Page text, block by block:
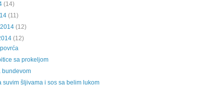
(14)
(11)
(12)
(12)
sa prokeljom
bundevom
suvim šljivama i sos sa belim lukom